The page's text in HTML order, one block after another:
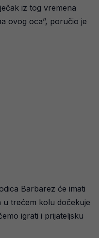
iz tog vremena
ovog oca”, poručio je
Barbarez će imati
u trećem kolu dočekuje
igrati i prijateljsku